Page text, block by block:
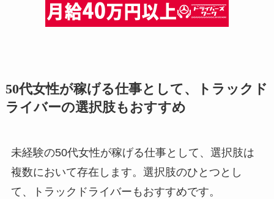
50代女性が稼げる仕事として、トラックド
ライバーの選択肢もおすすめ
未経験の50代女性が稼げる仕事として、選択肢は
複数において存在します。選択肢のひとつとし
て、トラックドライバーもおすすめです。